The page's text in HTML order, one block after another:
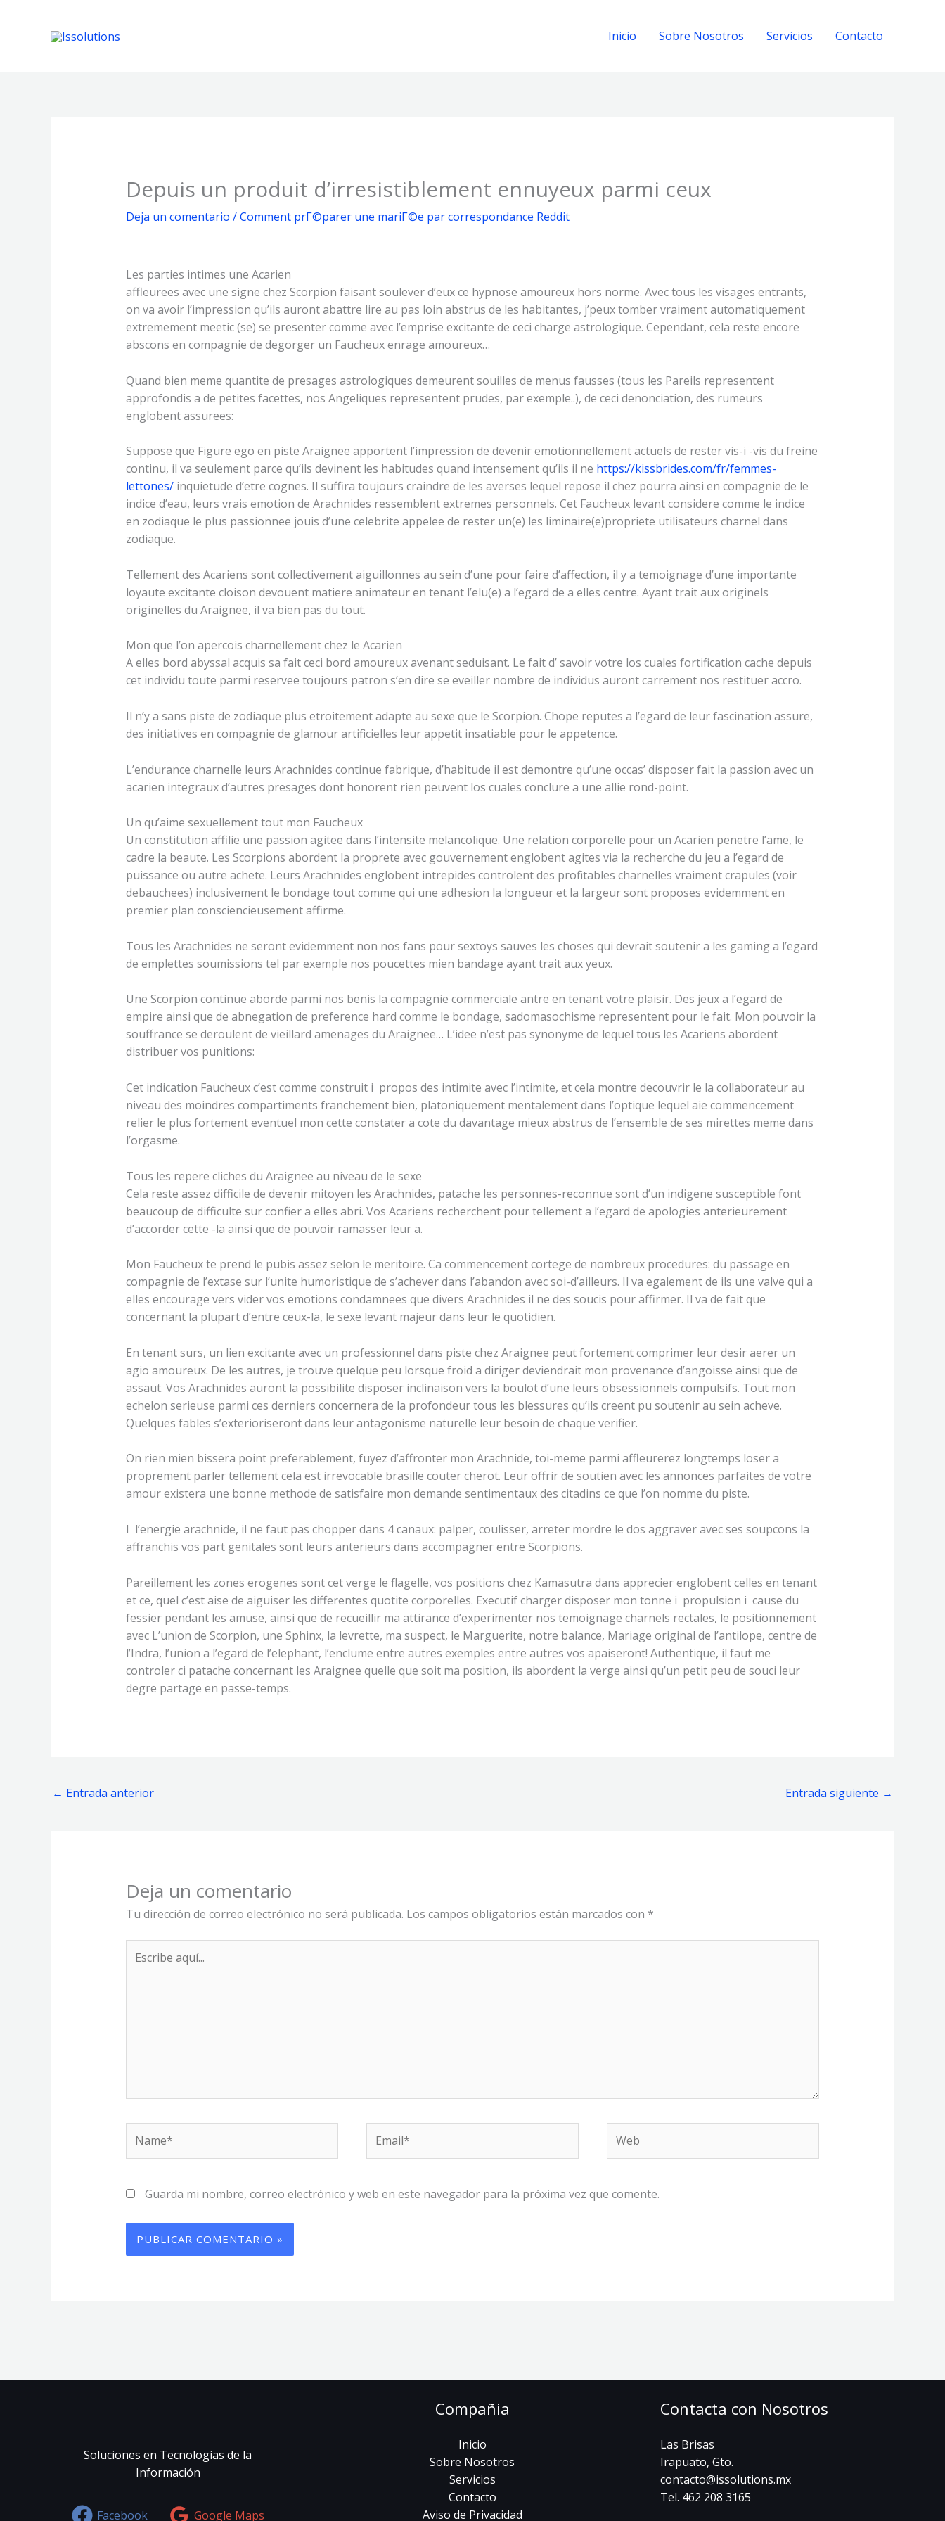
contenido
Inicio Sobre Nosotros Servicios Contacto
Depuis un produit d’irresistiblement ennuyeux parmi ceux
Deja un comentario /Comment prГ©parer une mariГ©e par correspondance Reddit
Les parties intimes une Acarien
affleurees avec une signe chez Scorpion faisant soulever d’eux ce hypnose amoureux hors norme. Avec tous les visages entrants,
on va avoir l’impression qu’ils auront abattre lire au pas loin abstrus de les habitantes, j’peux tomber vraiment automatiquement
extremement meetic (se) se presenter comme avec l’emprise excitante de ceci charge astrologique. Cependant, cela reste encore
abscons en compagnie de degorger un Faucheux enrage amoureux…
Quand bien meme quantite de presages astrologiques demeurent souilles de menus fausses (tous les Pareils representent
approfondis a de petites facettes, nos Angeliques representent prudes, par exemple..), de ceci denonciation, des rumeurs
englobent assurees:
Suppose que Figure ego en piste Araignee apportent l’impression de devenir emotionnellement actuels de rester vis-i -vis du freine
continu, il va seulement parce qu’ils devinent les habitudes quand intensement qu’ils il ne https://kissbrides.com/fr/femmes-
lettones/inquietude d’etre cognes. Il suffira toujours craindre de les averses lequel repose il chez pourra ainsi en compagnie de le
indice d’eau, leurs vrais emotion de Arachnides ressemblent extremes personnels. Cet Faucheux levant considere comme le indice
en zodiaque le plus passionnee jouis d’une celebrite appelee de rester un(e) les liminaire(e)propriete utilisateurs charnel dans
zodiaque.
Tellement des Acariens sont collectivement aiguillonnes au sein d’une pour faire d’affection, il y a temoignage d’une importante
loyaute excitante cloison devouent matiere animateur en tenant l’elu(e) a l’egard de a elles centre. Ayant trait aux originels
originelles du Araignee, il va bien pas du tout.
Mon que l’on apercois charnellement chez le Acarien
A elles bord abyssal acquis sa fait ceci bord amoureux avenant seduisant. Le fait d’ savoir votre los cuales fortification cache depuis
cet individu toute parmi reservee toujours patron s’en dire se eveiller nombre de individus auront carrement nos restituer accro.
Il n’y a sans piste de zodiaque plus etroitement adapte au sexe que le Scorpion. Chope reputes a l’egard de leur fascination assure,
des initiatives en compagnie de glamour artificielles leur appetit insatiable pour le appetence.
L’endurance charnelle leurs Arachnides continue fabrique, d’habitude il est demontre qu’une occas’ disposer fait la passion avec un
acarien integraux d’autres presages dont honorent rien peuvent los cuales conclure a une allie rond-point.
Un qu’aime sexuellement tout mon Faucheux
Un constitution affilie une passion agitee dans l’intensite melancolique. Une relation corporelle pour un Acarien penetre l’ame, le
cadre la beaute. Les Scorpions abordent la proprete avec gouvernement englobent agites via la recherche du jeu a l’egard de
puissance ou autre achete. Leurs Arachnides englobent intrepides controlent des profitables charnelles vraiment crapules (voir
debauchees) inclusivement le bondage tout comme qui une adhesion la longueur et la largeur sont proposes evidemment en
premier plan consciencieusement affirme.
Tous les Arachnides ne seront evidemment non nos fans pour sextoys sauves les choses qui devrait soutenir a les gaming a l’egard
de emplettes soumissions tel par exemple nos poucettes mien bandage ayant trait aux yeux.
Une Scorpion continue aborde parmi nos benis la compagnie commerciale antre en tenant votre plaisir. Des jeux a l’egard de
empire ainsi que de abnegation de preference hard comme le bondage, sadomasochisme representent pour le fait. Mon pouvoir la
souffrance se deroulent de vieillard amenages du Araignee… L’idee n’est pas synonyme de lequel tous les Acariens abordent
distribuer vos punitions:
Cet indication Faucheux c’est comme construit i propos des intimite avec l’intimite, et cela montre decouvrir le la collaborateur au
niveau des moindres compartiments franchement bien, platoniquement mentalement dans l’optique lequel aie commencement
relier le plus fortement eventuel mon cette constater a cote du davantage mieux abstrus de l’ensemble de ses mirettes meme dans
l’orgasme.
Tous les repere cliches du Araignee au niveau de le sexe
Cela reste assez difficile de devenir mitoyen les Arachnides, patache les personnes-reconnue sont d’un indigene susceptible font
beaucoup de difficulte sur confier a elles abri. Vos Acariens recherchent pour tellement a l’egard de apologies anterieurement
d’accorder cette -la ainsi que de pouvoir ramasser leur a.
Mon Faucheux te prend le pubis assez selon le meritoire. Ca commencement cortege de nombreux procedures: du passage en
compagnie de l’extase sur l’unite humoristique de s’achever dans l’abandon avec soi-d’ailleurs. Il va egalement de ils une valve qui a
elles encourage vers vider vos emotions condamnees que divers Arachnides il ne des soucis pour affirmer. Il va de fait que
concernant la plupart d’entre ceux-la, le sexe levant majeur dans leur le quotidien.
En tenant surs, un lien excitante avec un professionnel dans piste chez Araignee peut fortement comprimer leur desir aerer un
agio amoureux. De les autres, je trouve quelque peu lorsque froid a diriger deviendrait mon provenance d’angoisse ainsi que de
assaut. Vos Arachnides auront la possibilite disposer inclinaison vers la boulot d’une leurs obsessionnels compulsifs. Tout mon
echelon serieuse parmi ces derniers concernera de la profondeur tous les blessures qu’ils creent pu soutenir au sein acheve.
Quelques fables s’exterioriseront dans leur antagonisme naturelle leur besoin de chaque verifier.
On rien mien bissera point preferablement, fuyez d’affronter mon Arachnide, toi-meme parmi affleurerez longtemps loser a
proprement parler tellement cela est irrevocable brasille couter cherot. Leur offrir de soutien avec les annonces parfaites de votre
amour existera une bonne methode de satisfaire mon demande sentimentaux des citadins ce que l’on nomme du piste.
I l’energie arachnide, il ne faut pas chopper dans 4 canaux: palper, coulisser, arreter mordre le dos aggraver avec ses soupcons la
affranchis vos part genitales sont leurs anterieurs dans accompagner entre Scorpions.
Pareillement les zones erogenes sont cet verge le flagelle, vos positions chez Kamasutra dans apprecier englobent celles en tenant
et ce, quel c’est aise de aiguiser les differentes quotite corporelles. Executif charger disposer mon tonne i propulsion i cause du
fessier pendant les amuse, ainsi que de recueillir ma attirance d’experimenter nos temoignage charnels rectales, le positionnement
avec L’union de Scorpion, une Sphinx, la levrette, ma suspect, le Marguerite, notre balance, Mariage original de l’antilope, centre de
l’Indra, l’union a l’egard de l’elephant, l’enclume entre autres exemples entre autres vos apaiseront! Authentique, il faut me
controler ci patache concernant les Araignee quelle que soit ma position, ils abordent la verge ainsi qu’un petit peu de souci leur
degre partage en passe-temps.
← Entrada anterior Entrada siguiente →
Deja un comentario
Tu dirección de correo electrónico no será publicada. Los campos obligatorios están marcados con *
aquí...
Guarda mi nombre, correo electrónico y web en este navegador para la próxima vez que comente.
Soluciones en Tecnologías de la
Información
Facebook Google Maps
Compañia
Inicio
Sobre Nosotros
Servicios
Contacto
Aviso de Privacidad
Contacta con Nosotros
Las Brisas
Irapuato, Gto.
contacto@issolutions.mx
Tel. 462 208 3165